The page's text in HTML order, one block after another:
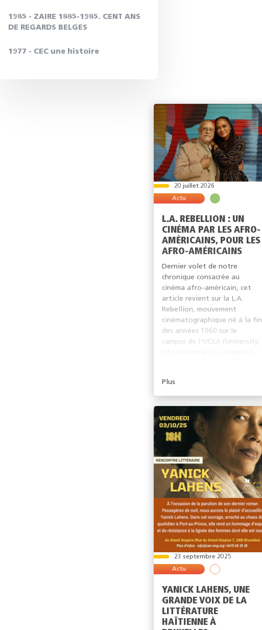
1985 - ZAIRE 1885-1985. CENT ANS
DE REGARDS BELGES
1977 - CEC une histoire
20 juillet 2026
Actu
L.A. REBELLION : UN
CINÉMA PAR LES AFRO-
AMÉRICAINS, POUR LES
AFRO-AMÉRICAINS
Dernier volet de notre
chronique consacrée au
cinéma afro-américain, cet
article revient sur la L.A.
Rebellion, mouvement
cinématographique né à la fin
des années 1960 sur le
campus de l'UCLA (University
Plus
23 septembre 2025
Actu
YANICK LAHENS, UNE
GRANDE VOIX DE LA
LITTÉRATURE
HAÏTIENNE À